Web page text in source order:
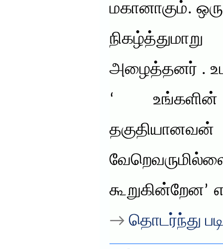
மகானாகும்.
அழைத்தனர் .
‘ உங்களின்
→ தொடர்ந்து